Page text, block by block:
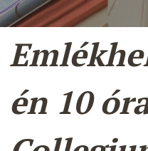
én 10